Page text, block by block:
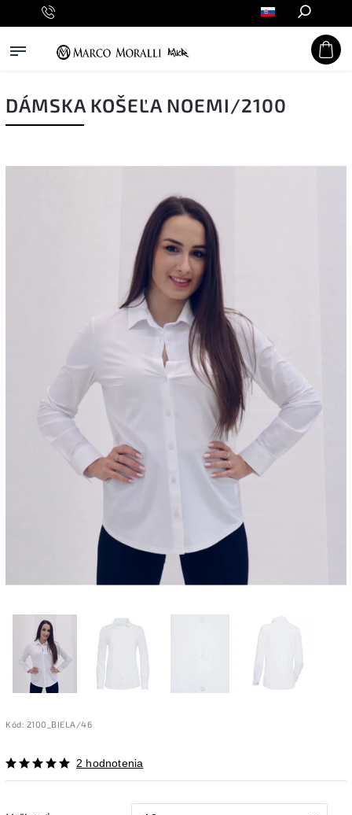
Hľadať
DÁMSKA KOŠEĽA NOEMI/2100
Kód: 2100_BIELA/46
2 hodnotenia